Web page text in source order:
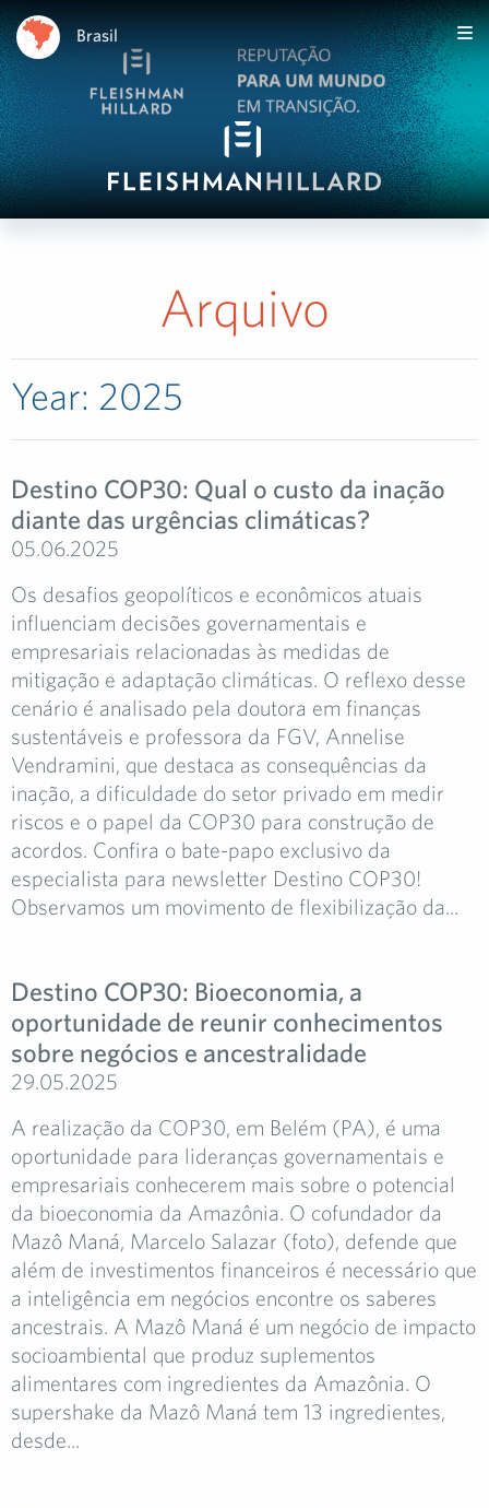
Brasil
Arquivo
Year: 2025
Destino COP30: Qual o custo da inação
diante das urgências climáticas?
05.06.2025
Os desafios geopolíticos e econômicos atuais
influenciam decisões governamentais e
empresariais relacionadas às medidas de
mitigação e adaptação climáticas. O reflexo desse
cenário é analisado pela doutora em finanças
sustentáveis e professora da FGV, Annelise
Vendramini, que destaca as consequências da
inação, a dificuldade do setor privado em medir
riscos e o papel da COP30 para construção de
acordos. Confira o bate-papo exclusivo da
especialista para newsletter Destino COP30!
Observamos um movimento de flexibilização da...
Destino COP30: Bioeconomia, a
oportunidade de reunir conhecimentos
sobre negócios e ancestralidade
29.05.2025
A realização da COP30, em Belém (PA), é uma
oportunidade para lideranças governamentais e
empresariais conhecerem mais sobre o potencial
da bioeconomia da Amazônia. O cofundador da
Mazô Maná, Marcelo Salazar (foto), defende que
além de investimentos financeiros é necessário que
a inteligência em negócios encontre os saberes
ancestrais. A Mazô Maná é um negócio de impacto
socioambiental que produz suplementos
alimentares com ingredientes da Amazônia. O
supershake da Mazô Maná tem 13 ingredientes,
desde...